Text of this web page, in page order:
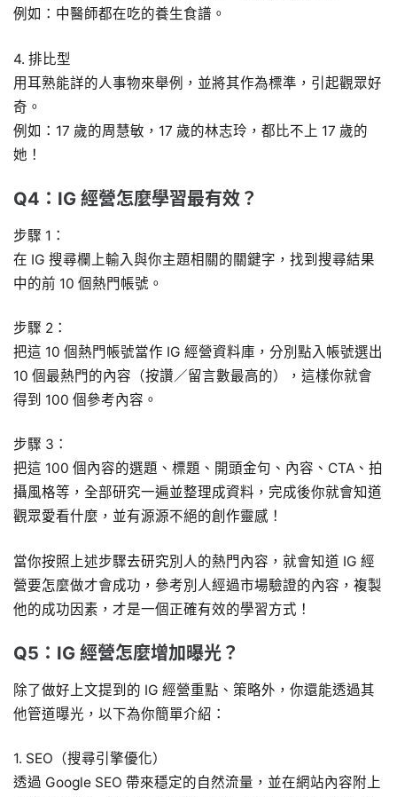
例如：中醫師都在吃的養生食譜。
4. 排比型
用耳熟能詳的人事物來舉例，並將其作為標準，引起觀眾好
奇。
例如：17 歲的周慧敏，17 歲的林志玲，都比不上 17 歲的
她！
Q4：IG 經營怎麼學習最有效？
步驟 1：
在 IG 搜尋欄上輸入與你主題相關的關鍵字，找到搜尋結果
中的前 10 個熱門帳號。
步驟 2：
把這 10 個熱門帳號當作 IG 經營資料庫，分別點入帳號選出
10 個最熱門的內容（按讚／留言數最高的），這樣你就會
得到 100 個參考內容。
步驟 3：
把這 100 個內容的選題、標題、開頭金句、內容、CTA、拍
攝風格等，全部研究一遍並整理成資料，完成後你就會知道
觀眾愛看什麼，並有源源不絕的創作靈感！
當你按照上述步驟去研究別人的熱門內容，就會知道 IG 經
營要怎麼做才會成功，參考別人經過市場驗證的內容，複製
他的成功因素，才是一個正確有效的學習方式！
Q5：IG 經營怎麼增加曝光？
除了做好上文提到的 IG 經營重點、策略外，你還能透過其
他管道曝光，以下為你簡單介紹：
1. SEO（搜尋引擎優化）
透過 Google SEO 帶來穩定的自然流量，並在網站內容附上